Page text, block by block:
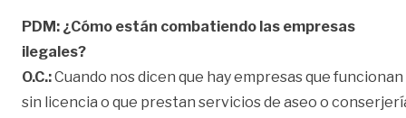
PDM: ¿Cómo están combatiendo las empresas
ilegales?
O.C.:Cuando nos dicen que hay empresas que funcionan
sin licencia o que prestan servicios de aseo o